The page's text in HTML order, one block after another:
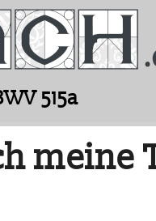
515a
meine